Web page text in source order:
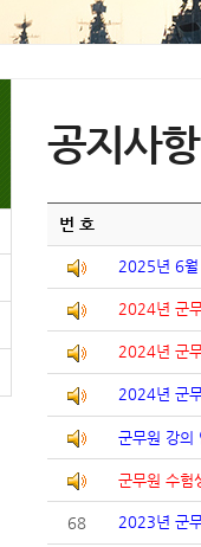
공지사항
번 호
2025년 6월
2024년 군
2024년 군
2024년 군
군무원 강의
군무원 수험
68 2023년 군